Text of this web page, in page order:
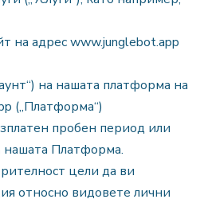
на адрес www.junglebot.app
на нашата платформа на
(„Платформа“)
пробен период или
нашата Платформа.
цели да ви
относно видовете лични